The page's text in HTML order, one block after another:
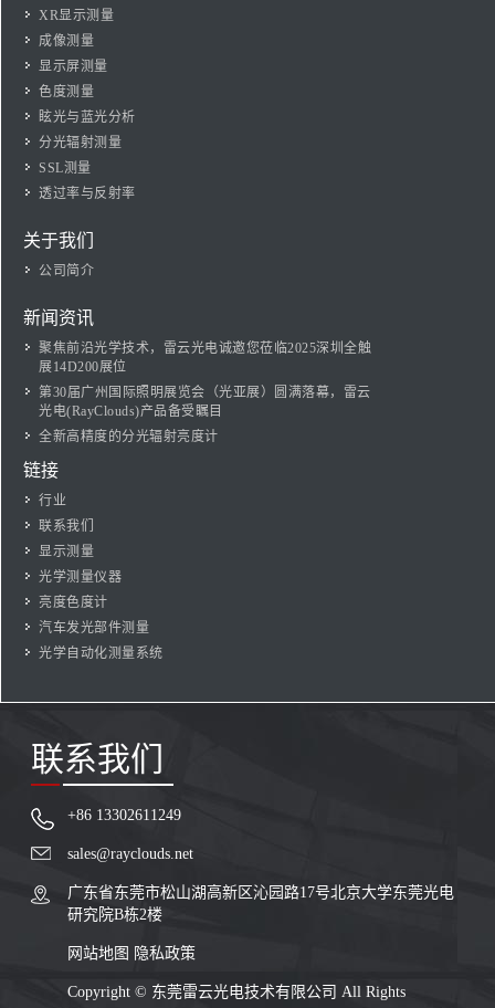
XR显示测量
成像测量
显示屏测量
色度测量
眩光与蓝光分析
分光辐射测量
SSL测量
透过率与反射率
关于我们
公司简介
新闻资讯
聚焦前沿光学技术，雷云光电诚邀您莅临2025深圳全触
展14D200展位
第30届广州国际照明展览会（光亚展）圆满落幕，雷云
光电(RayClouds)产品备受瞩目
全新高精度的分光辐射亮度计
链接
行业
联系我们
显示测量
光学测量仪器
亮度色度计
汽车发光部件测量
光学自动化测量系统
联系我们
+86 13302611249
sales@rayclouds.net
广东省东莞市松山湖高新区沁园路17号北京大学东莞光电
研究院B栋2楼
网站地图 隐私政策
Copyright © 东莞雷云光电技术有限公司 All Rights